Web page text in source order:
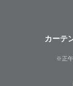
カーテ
※正午